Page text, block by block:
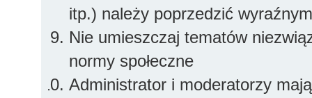
itp.) należy poprzedzić
Nie umieszczaj tematów
normy społeczne
Administrator i moderatorzy